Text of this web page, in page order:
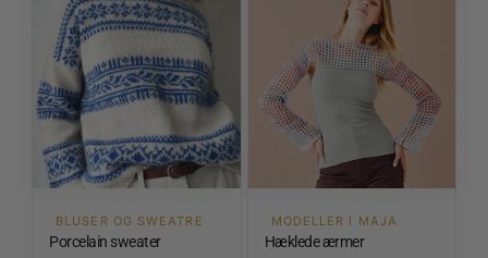
BLUSER OG SWEATRE
Porcelain sweater
MODELLER I MAJA
Hæklede ærmer